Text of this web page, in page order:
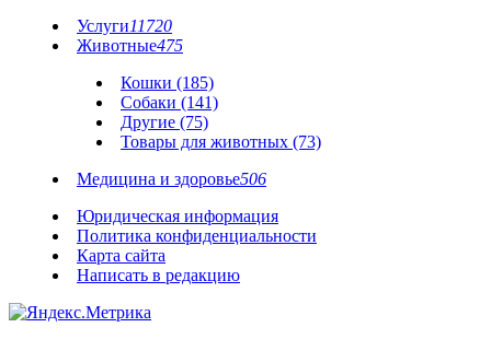
Услуги11720
Животные475
Кошки (185)
Собаки (141)
Другие (75)
Товары для животных (73)
Медицина и здоровье506
Юридическая информация
Политика конфиденциальности
Карта сайта
Написать в редакцию